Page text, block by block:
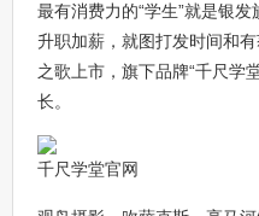
最有消费力的“学生”就是银
升职加薪，就图打发时间和
之歌上市，旗下品牌“千尺学
长。
千尺学堂官网